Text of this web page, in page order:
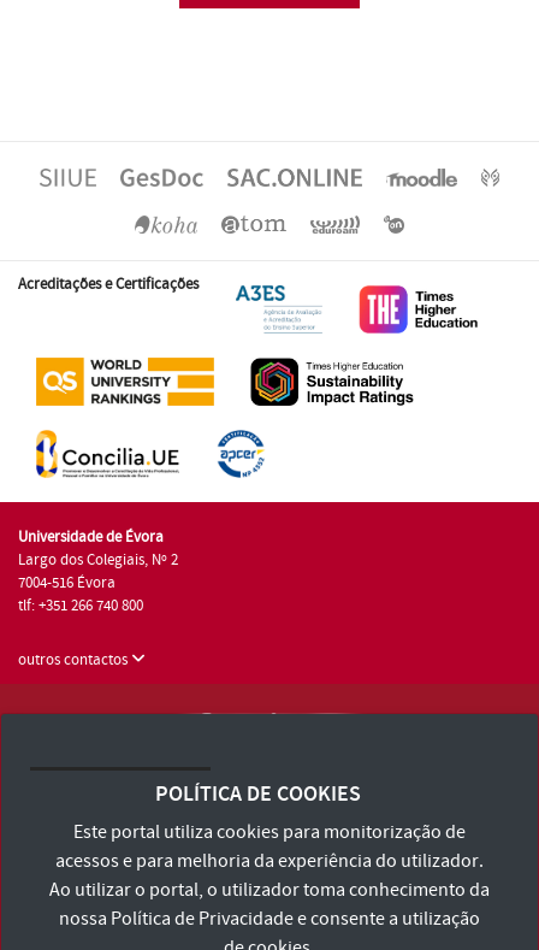
Acreditações e Certificações
Universidade de Évora
Largo dos Colegiais, Nº 2
7004-516 Évora
tlf: +351 266 740 800
outros contactos
Consulte os Termos e Condições e Política de Privacidade
Declaração de Acessibilidade
POLÍTICA DE COOKIES
Este portal utiliza cookies para monitorização de
acessos e para melhoria da experiência do utilizador.
Ao utilizar o portal, o utilizador toma conhecimento da
nossa Política de Privacidadee consente a utilização